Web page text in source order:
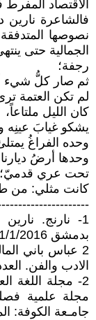
الاقتصاد
فالشاعرة نارين
نصوصها
الجمالية حتى
رجفة؛
ثم صار كلُّ شيء
لم تكن العتمة
كان الليل ملتاعاً،
يشكو غيابَ عينِه
وحده الفراغُ
وحدها أرضُ
تحت عري قدميّ؛
كانت مثلي: من
1- نارنج.
بدمشق 1/1/2016م ط1
2 عباس باني
الادب والفن. العدد: 5913 - 2018 / 6
2- مجلة اللغة
مجلة علمية
جامـعة الكوفة: المجلد 1 ،